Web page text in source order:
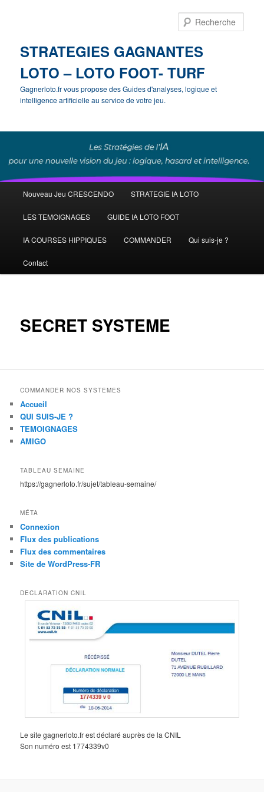
STRATEGIES GAGNANTES
LOTO – LOTO FOOT- TURF
Gagnerloto.fr vous propose des Guides d'analyses, logique et
intelligence artificielle au service de votre jeu.
principal
Aller
au
contenu
Nouveau Jeu CRESCENDO STRATEGIE IA LOTO
LES TEMOIGNAGES GUIDE IA LOTO FOOT
IA COURSES HIPPIQUES COMMANDER Qui suis-je ?
Contact
SECRET SYSTEME
COMMANDER NOS SYSTEMES
Accueil
QUI SUIS-JE ?
TEMOIGNAGES
AMIGO
TABLEAU SEMAINE
https://gagnerloto.fr/sujet/tableau-semaine/
MÉTA
Connexion
Flux des publications
Flux des commentaires
Site de WordPress-FR
DECLARATION CNIL
Le site gagnerloto.fr est déclaré auprès de la CNIL
Son numéro est 1774339v0